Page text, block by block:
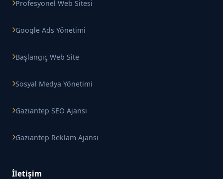
Profesyonel Web Sitesi
Google Ads Yönetimi
Başlangıç Web Site
Sosyal Medya Yönetimi
Gaziantep SEO Ajansı
Gaziantep Reklam Ajansı
İletişim